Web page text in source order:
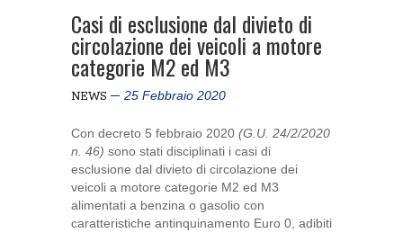
Casi di esclusione dal divieto di
circolazione dei veicoli a motore
categorie M2 ed M3
NEWS 25 Febbraio 2020
Con decreto 5 febbraio 2020 (G.U. 24/2/2020
n. 46) sono stati disciplinati i casi di
esclusione dal divieto di circolazione dei
veicoli a motore categorie M2 ed M3
alimentati a benzina o gasolio con
caratteristiche antinquinamento Euro 0, adibiti